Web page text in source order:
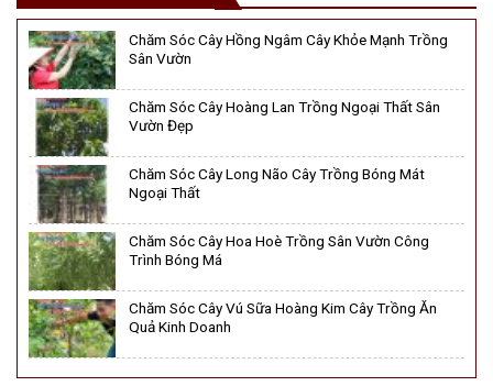
Chăm Sóc Cây Hồng Ngâm Cây Khỏe Mạnh Trồng
Sân Vườn
Chăm Sóc Cây Hoàng Lan Trồng Ngoại Thất Sân
Vườn Đẹp
Chăm Sóc Cây Long Não Cây Trồng Bóng Mát
Ngoại Thất
Chăm Sóc Cây Hoa Hoè Trồng Sân Vườn Công
Trình Bóng Má
Chăm Sóc Cây Vú Sữa Hoàng Kim Cây Trồng Ăn
Quả Kinh Doanh